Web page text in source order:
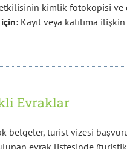
kimlik fotokopisi
Kayıt veya katılıma
Evraklar
belgeler, turist vizesi
evrak listesinde